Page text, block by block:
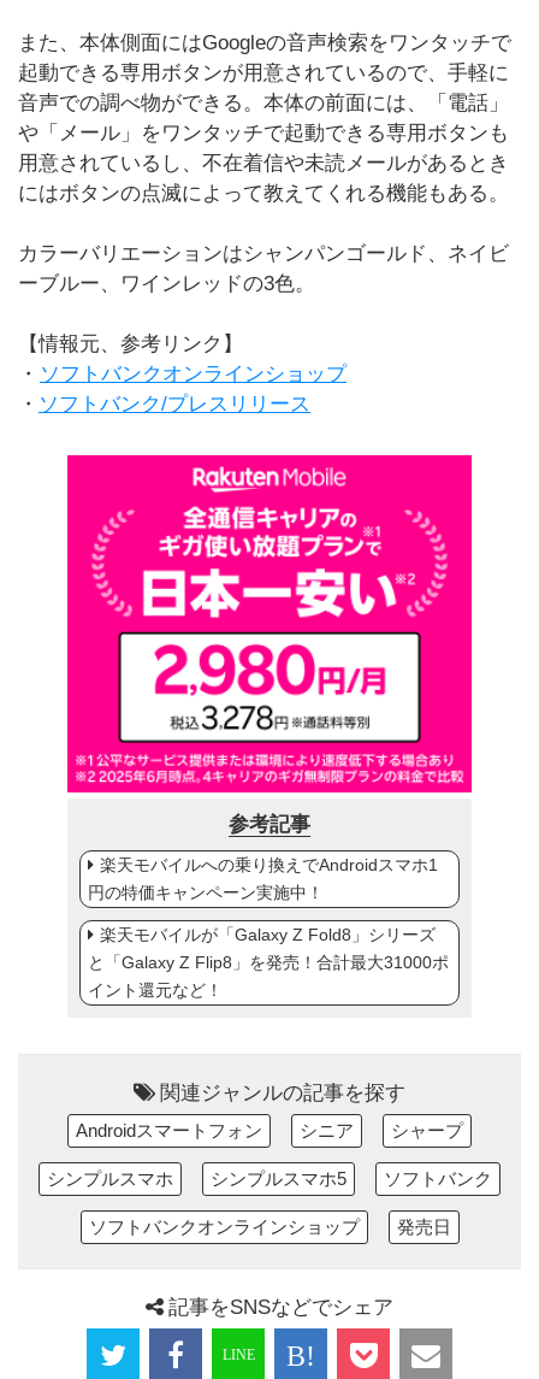
また、本体側面にはGoogleの音声検索をワンタッチで
起動できる専用ボタンが用意されているので、手軽に
音声での調べ物ができる。本体の前面には、「電話」
や「メール」をワンタッチで起動できる専用ボタンも
用意されているし、不在着信や未読メールがあるとき
にはボタンの点滅によって教えてくれる機能もある。
カラーバリエーションはシャンパンゴールド、ネイビ
ーブルー、ワインレッドの3色。
【情報元、参考リンク】
・ ソフトバンクオンラインショップ
・ ソフトバンク/プレスリリース
参考記事
楽天モバイルへの乗り換えでAndroidスマホ1
円の特価キャンペーン実施中！
楽天モバイルが「Galaxy Z Fold8」シリーズ
と「Galaxy Z Flip8」を発売！合計最大31000ポ
イント還元など！
関連ジャンルの記事を探す
Androidスマートフォン シニア シャープ
シンプルスマホ シンプルスマホ5 ソフトバンク
ソフトバンクオンラインショップ 発売日
記事をSNSなどでシェア